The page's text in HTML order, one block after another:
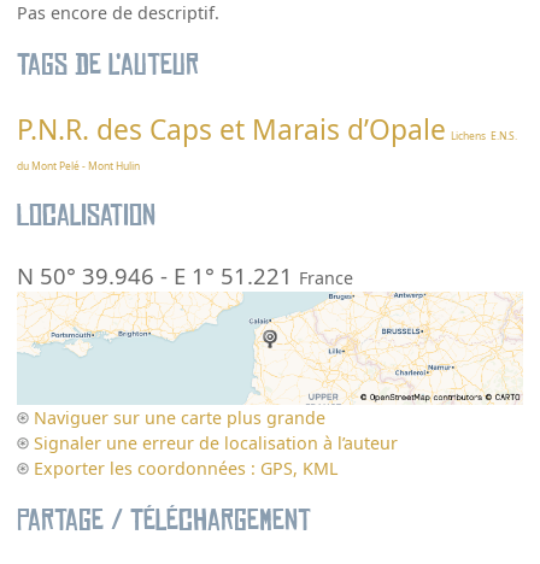
Pas encore de descriptif.
Tags de l’auteur
P.N.R. des Caps et Marais d’Opale Lichens E.N.S.
du Mont Pelé - Mont Hulin
Localisation
N 50° 39.946 - E 1° 51.221 France
Naviguer sur une carte plus grande
Signaler une erreur de localisation à l’auteur
Exporter les coordonnées : GPS, KML
Partage / Téléchargement